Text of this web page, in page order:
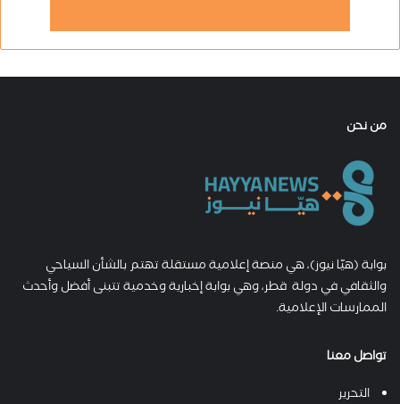
من نحن
بوابة (هيّا نيوز)، هي منصة إعلامية مستقلة تهتم بالشأن السياحي
والثقافي في دولة قطر، وهي بوابة إخبارية وخدمية تتبنى أفضل وأحدث
الممارسات الإعلامية.
تواصل معنا
التحرير